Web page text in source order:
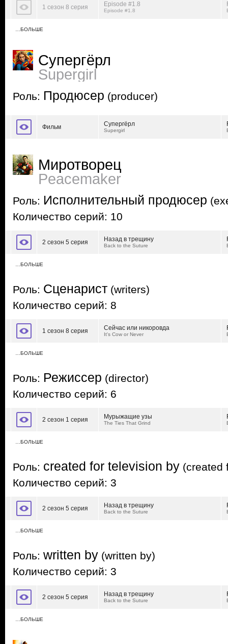
1 сезон 8 серия Episode #1.8
Episode #1.8
…БОЛЬШЕ
Супергёрл
Supergirl
Роль: Продюсер (producer)
Фильм Супергёрл
Supergirl
Миротворец
Peacemaker
Роль: Исполнительный продюсер
Количество серий: 10
2 сезон 5 серия Назад в трещину
Back to the Suture
…БОЛЬШЕ
Роль: Сценарист (writers)
Количество серий: 8
1 сезон 8 серия Сейчас или никоровда
It's Cow or Never
…БОЛЬШЕ
Роль: Режиссер (director)
Количество серий: 6
2 сезон 1 серия Мурыжащие узы
The Ties That Grind
…БОЛЬШЕ
Роль: created for television by (created
Количество серий: 3
2 сезон 5 серия Назад в трещину
Back to the Suture
…БОЛЬШЕ
Роль: written by (written by)
Количество серий: 3
2 сезон 5 серия Назад в трещину
Back to the Suture
…БОЛЬШЕ